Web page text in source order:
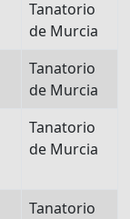
Tanatorio
de Murcia
Tanatorio
de Murcia
Tanatorio
de Murcia
Tanatorio